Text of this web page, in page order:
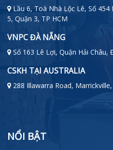
Lầu 6, Toà Nhà Lộc Lê, Số
5, Quận 3, TP HCM
VNPC ĐÀ NẴNG
Số 163 Lê Lợi, Quận Hải Châu,
CSKH TẠI AUSTRALIA
288 Illawarra Road,
NỔI BẬT